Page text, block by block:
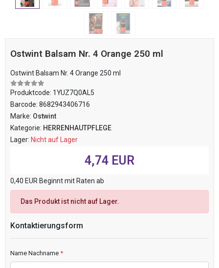
Ostwint Balsam Nr. 4 Orange 250 ml
Ostwint Balsam Nr. 4 Orange 250 ml
Produktcode: 1YUZ7Q0AL5
Barcode: 8682943406716
Marke: Ostwint
Kategorie: HERRENHAUTPFLEGE
Lager: Nicht auf Lager
4,74 EUR
0,40 EUR Beginnt mit Raten ab
Das Produkt ist nicht auf Lager.
Kontaktierungsform
Name Nachname *